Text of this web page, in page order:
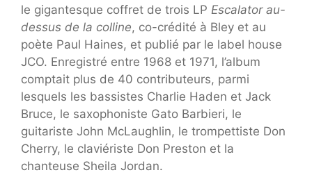
le gigantesque coffret de trois LP Escalator au-
dessus de la colline, co-crédité à Bley et au
poète Paul Haines, et publié par le label house
JCO. Enregistré entre 1968 et 1971, l’album
comptait plus de 40 contributeurs, parmi
lesquels les bassistes Charlie Haden et Jack
Bruce, le saxophoniste Gato Barbieri, le
guitariste John McLaughlin, le trompettiste Don
Cherry, le claviériste Don Preston et la
chanteuse Sheila Jordan.